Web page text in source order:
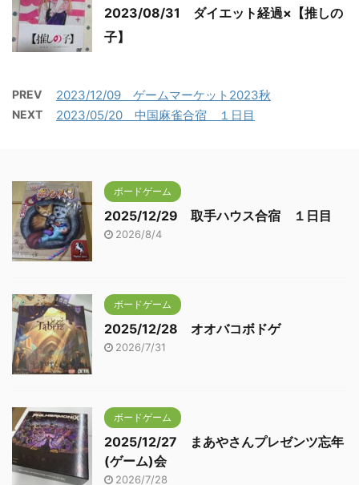
2023/08/31 ダイエット経過×【推しの
子】
PREV 2023/12/09 ゲームマーケット2023秋
NEXT 2023/05/20 中国麻雀合宿 １日目
ボードゲーム
2025/12/29 取手ハウス合宿 １日目
2026/8/4
ボードゲーム
2025/12/28 オオバコボドゲ
2026/7/31
ボードゲーム
2025/12/27 まあやさんプレゼンツ忘年
(ゲーム)会
2026/7/28